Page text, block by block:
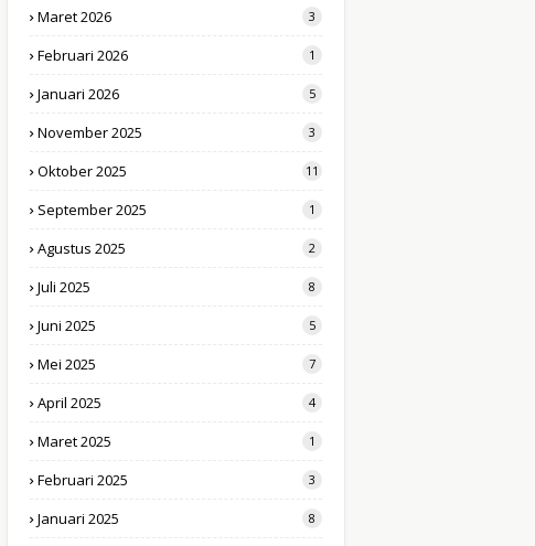
Maret 2026 3
Februari 2026 1
Januari 2026 5
November 2025 3
Oktober 2025 11
September 2025 1
Agustus 2025 2
Juli 2025 8
Juni 2025 5
Mei 2025 7
April 2025 4
Maret 2025 1
Februari 2025 3
Januari 2025 8